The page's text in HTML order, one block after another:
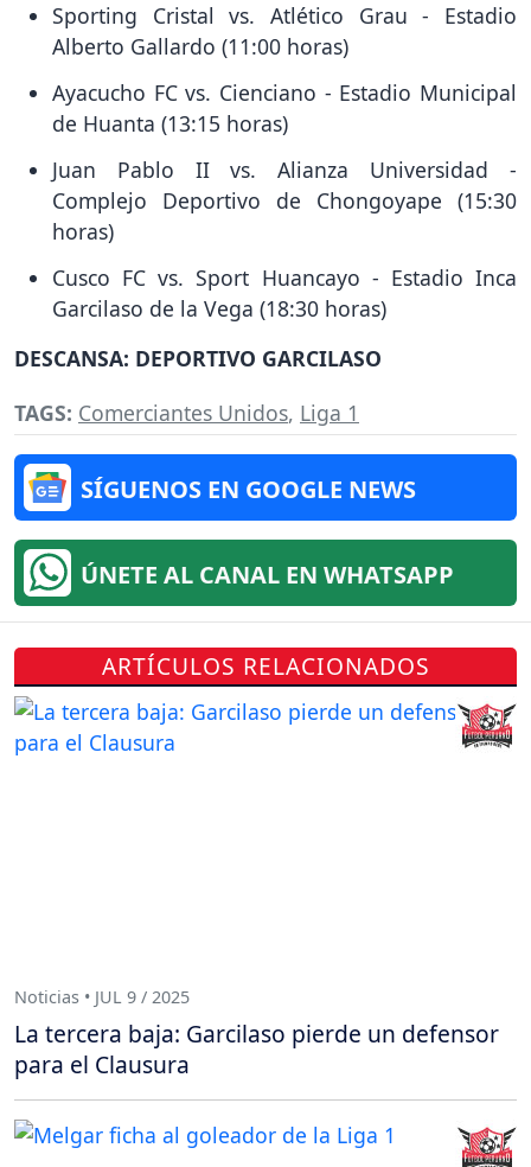
Sporting Cristal vs. Atlético Grau - Estadio
Alberto Gallardo (11:00 horas)
Ayacucho FC vs. Cienciano - Estadio Municipal
de Huanta (13:15 horas)
Juan Pablo II vs. Alianza Universidad -
Complejo Deportivo de Chongoyape (15:30
horas)
Cusco FC vs. Sport Huancayo - Estadio Inca
Garcilaso de la Vega (18:30 horas)
DESCANSA: DEPORTIVO GARCILASO
TAGS: Comerciantes Unidos, Liga 1
SÍGUENOS EN GOOGLE NEWS
ÚNETE AL CANAL EN WHATSAPP
ARTÍCULOS RELACIONADOS
Noticias • JUL 9 / 2025
La tercera baja: Garcilaso pierde un defensor
para el Clausura